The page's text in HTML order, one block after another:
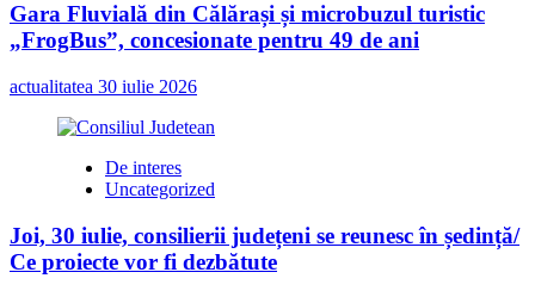
Gara Fluvială din Călărași și microbuzul turistic
„FrogBus”, concesionate pentru 49 de ani
actualitatea 30 iulie 2026
De interes
Uncategorized
Joi, 30 iulie, consilierii județeni se reunesc în ședință/
Ce proiecte vor fi dezbătute